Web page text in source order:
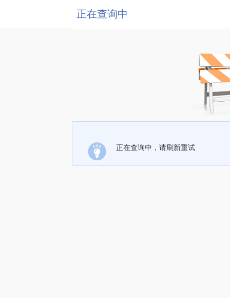
正在查询中
正在查询中，请刷新重试